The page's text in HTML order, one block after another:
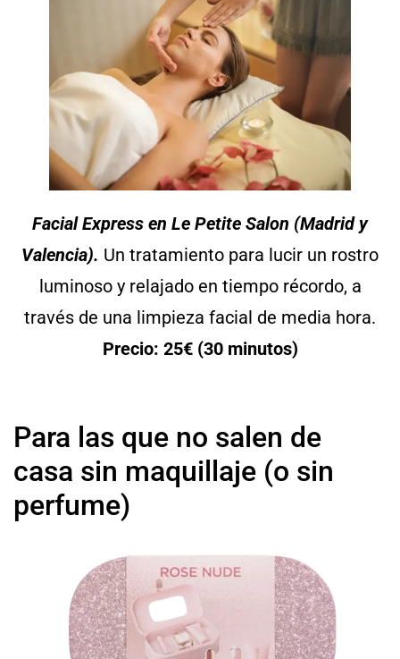
Facial Express en Le Petite Salon (Madrid y
Valencia). Un tratamiento para lucir un rostro
luminoso y relajado en tiempo récordo, a
través de una limpieza facial de media hora.
Precio: 25€ (30 minutos)
Para las que no salen de
casa sin maquillaje (o sin
perfume)